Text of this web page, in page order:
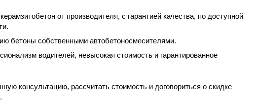
керамзитобетон от производителя, с гарантией качества, по доступной
бетоны собственными автобетоносмесителями.
водителей, невысокая стоимость и гарантированное
консультацию, рассчитать стоимость и договориться о скидке